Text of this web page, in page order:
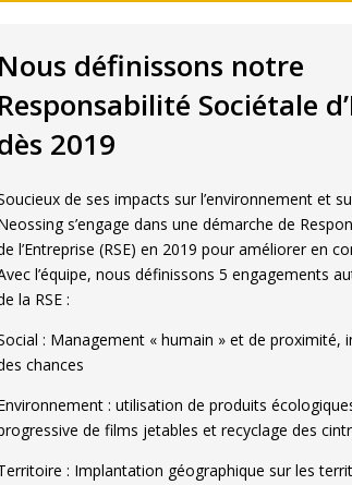
Nous définissons notre
Responsabilité Sociétale
2019
de ses impacts sur l’environnement et
s’engage dans une démarche de
l’Entreprise (RSE) en 2019 pour améliorer en
l’équipe, nous définissons 5 engagements
la RSE :
: Management « humain » et de proximité,
chances
: utilisation de produits
de films jetables et recyclage des
: Implantation géographique sur les